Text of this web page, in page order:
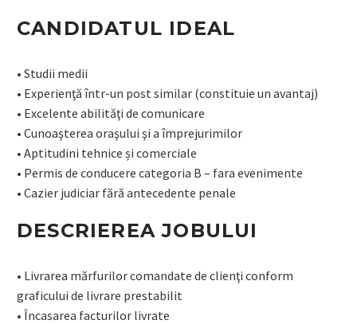
CANDIDATUL IDEAL
• Studii medii
• Experienţă într-un post similar (constituie un avantaj)
• Excelente abilităţi de comunicare
• Cunoaşterea oraşului şi a împrejurimilor
• Aptitudini tehnice și comerciale
• Permis de conducere categoria B – fara evenimente
• Cazier judiciar fără antecedente penale
DESCRIEREA JOBULUI
• Livrarea mărfurilor comandate de clienţi conform
graficului de livrare prestabilit
• Încasarea facturilor livrate